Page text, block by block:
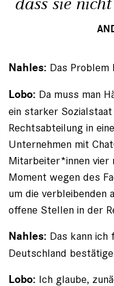
Nahles: Das Problem
Lobo: Da muss man
ein starker
Rechtsabteilung in
Unternehmen mit
Mitarbeiter*innen vier
Moment wegen des
um die verbleibenden
offene Stellen in der
Nahles: Das kann ich
Deutschland
Lobo: Ich glaube,